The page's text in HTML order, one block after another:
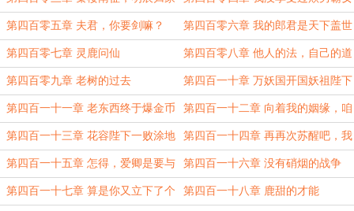
呢~你倒先享受上了
第四百零五章 夫君，你要剑嘛？ 第四百零六章 我的郎君是天下盖世
的英雄
第四百零七章 灵鹿问仙 第四百零八章 他人的法，自己的道
第四百零九章 老树的过去 第四百一十章 万妖国开国妖祖陛下
创业未开而中道崩殂
第四百一十一章 老东西终于爆金币
了
第四百一十二章 向着我的姻缘，咱
们冲锋！
第四百一十三章 花容陛下一败涂地 第四百一十四章 再再次苏醒吧，我
的梦想！
第四百一十五章 怎得，爱卿是要与
朕共枕眠吗？
第四百一十六章 没有硝烟的战争
第四百一十七章 算是你又立下了个 第四百一十八章 鹿甜的才能